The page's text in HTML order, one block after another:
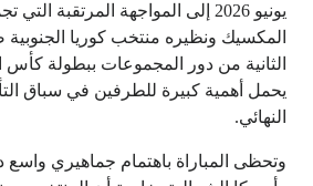
يونيو 2026 إلى المواجهة المرتقبة
المكسيك ونظيره منتخب كوريا
يحمل أهمية كبيرة للطرفين في سباق
النهائي.
وتحظى المباراة باهتمام جماهيري واسع